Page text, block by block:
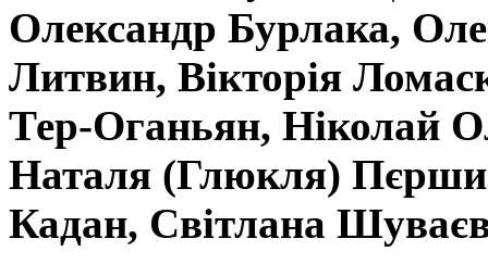
Олександр Бурлака,
Литвин, Вікторія
Тер-Оганьян, Ніколай
Наталя (Глюкля)
Кадан, Світлана